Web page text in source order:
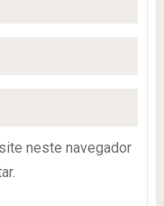
neste navegador